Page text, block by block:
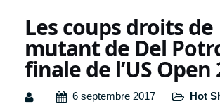
Les coups droits de
mutant de Del
finale de l’US Open
6 septembre 2017 Hot